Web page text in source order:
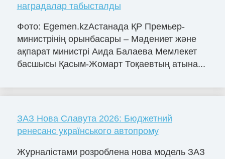
наградалар табысталды
Фото: Egemen.kzАстанада ҚР Премьер-
министрінің орынбасары – Мәдениет және
ақпарат министрі Аида Балаева Мемлекет
басшысы Қасым-Жомарт Тоқаевтың атына...
ЗАЗ Нова Славута 2026: Бюджетний
ренесанс українського автопрому
Журналістами розроблена нова модель ЗАЗ